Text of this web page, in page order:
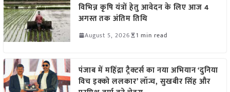
विभिन्न कृषि यंत्रों हेतु आवेदन के लिए आज 4
अगस्त तक अंतिम तिथि
August 5, 2026 1 min read
पंजाब में महिंद्रा ट्रैक्टर्स का नया अभियान ‘दुनिया
विच इक्को ललकार’ लॉन्च, सुखबीर सिंह और